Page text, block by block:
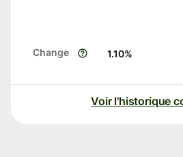
Change 1.10%
Voir l'historique